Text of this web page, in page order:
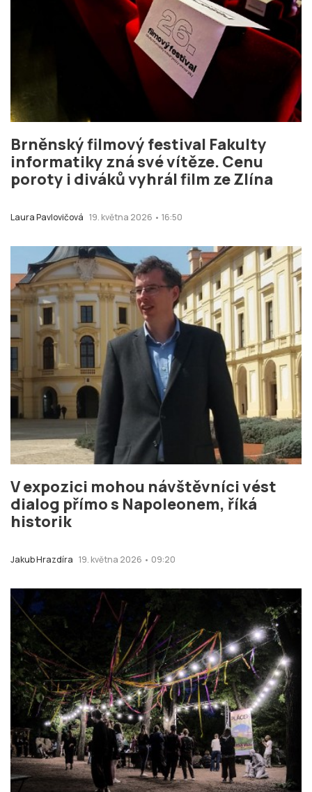
Brněnský filmový festival Fakulty
informatiky zná své vítěze. Cenu
poroty i diváků vyhrál film ze Zlína
Laura Pavlovičová 19. května 2026 • 16:50
V expozici mohou návštěvníci vést
dialog přímo s Napoleonem, říká
historik
Jakub Hrazdíra 19. května 2026 • 09:20